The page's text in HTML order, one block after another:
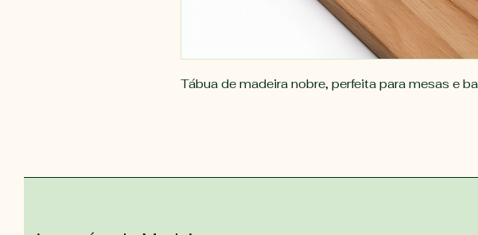
Tábua de madeira nobre, perfeita para mesas e